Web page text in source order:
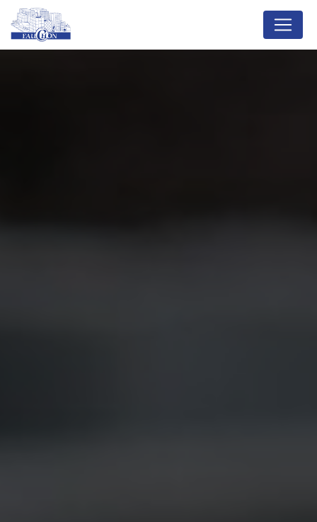
Panneau de gestion des cookies